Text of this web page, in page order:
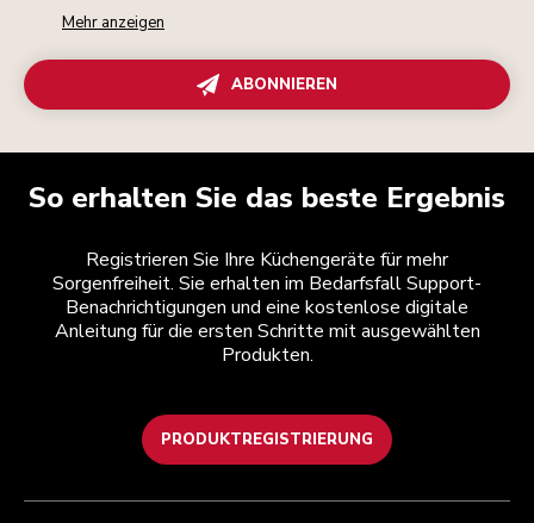
Mehr anzeigen
ABONNIEREN
So erhalten Sie das beste Ergebnis
Registrieren Sie Ihre Küchengeräte für mehr
Sorgenfreiheit. Sie erhalten im Bedarfsfall Support-
Benachrichtigungen und eine kostenlose digitale
Anleitung für die ersten Schritte mit ausgewählten
Produkten.
PRODUKTREGISTRIERUNG
Health Check
Teilnahmebedingungen
Die Marke
Händlersuche